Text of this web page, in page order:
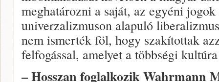
meghatározni a saját, az egyéni
univerzalizmuson alapuló
nem ismerték föl, hogy szakítottak
felfogással, amelyet a többségi
– Hosszan foglalkozik Wahrmann